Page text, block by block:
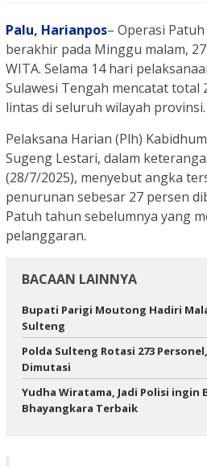
Palu, Harianpos– Operasi
berakhir pada Minggu malam,
WITA. Selama 14 hari
Sulawesi Tengah mencatat total
lintas di seluruh wilayah provinsi.
Pelaksana Harian (Plh)
Sugeng Lestari, dalam
(28/7/2025), menyebut angka
penurunan sebesar 27 persen
Patuh tahun sebelumnya yang
pelanggaran.
BACAAN LAINNYA
Bupati Parigi Moutong Hadiri
Sulteng
Polda Sulteng Rotasi 273
Dimutasi
Yudha Wiratama, Jadi Polisi ingin
Bhayangkara Terbaik